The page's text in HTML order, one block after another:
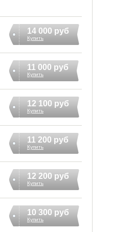
14 000 руб
Купить
11 000 руб
Купить
12 100 руб
Купить
11 200 руб
Купить
12 200 руб
Купить
10 300 руб
Купить